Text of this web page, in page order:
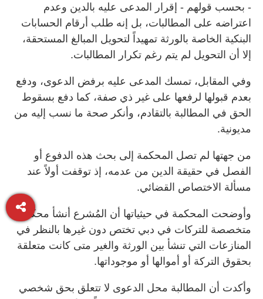
- بحسب قولهم - إقرار المدعى عليه بالدين وعدم
اعتراضه على المطالبات، بل إنه طلب أرقام الحسابات
البنكية الخاصة بالورثة تمهيداً لتحويل المبالغ المستحقة،
إلا أن التحويل لم يتم رغم تكرار المطالبات.
وفي المقابل، تمسك المدعى عليه برفض الدعوى، ودفع
بعدم قبولها لرفعها على غير ذي صفة، كما دفع بسقوط
الحق في المطالبة بالتقادم، وأنكر صحة ما نسب إليه من
مديونية.
من جهتها لم تصل المحكمة إلى بحث هذه الدفوع أو
الفصل في حقيقة الدين من عدمه، إذ توقفت أولاً عند
مسألة الاختصاص القضائي.
وأوضحت المحكمة في حيثياتها أن المُشرع أنشأ محكمة
متخصصة للتركات في دبي تختص دون غيرها بالنظر في
المنازعات التي تنشأ بين الورثة والغير متى كانت متعلقة
بحقوق التركة أو أموالها أو موجوداتها.
وأكدت أن المطالبة محل الدعوى لا تتعلق بحق شخصي